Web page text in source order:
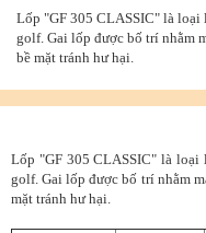
Lốp "GF 305 CLASSIC" là loại
golf. Gai lốp được bố trí nhằm
bề mặt tránh hư hại.
Lốp "GF 305 CLASSIC" là loại
golf. Gai lốp được bố trí nhằm
mặt tránh hư hại.